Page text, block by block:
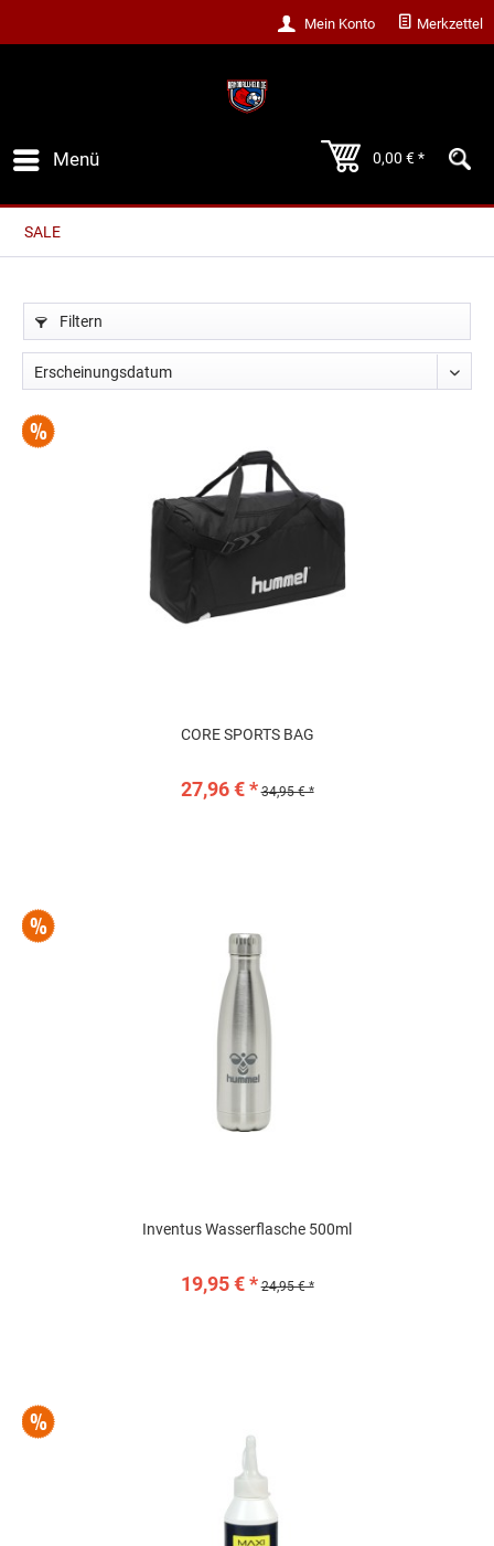
Merkzettel
Mein Konto
Menü 0,00 € *
SALE
Filtern
CORE SPORTS BAG
27,96 € * 34,95 € *
Inventus Wasserflasche 500ml
19,95 € * 24,95 € *